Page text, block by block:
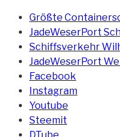
Größte
JadeWeserPort
Schiffsverkehr
JadeWeserPort
Facebook
Instagram
Youtube
Steemit
DTube